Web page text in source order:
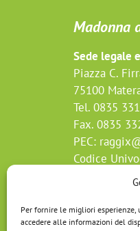
Per fornire le migliori esperienze,
accedere alle informazioni del
Madonna
Sede legale
Piazza C.
75100
Tel. 0835
Fax. 0835
PEC:
Codice